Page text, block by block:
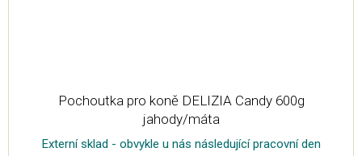
Pochoutka pro koně DELIZIA Candy 600g
jahody/máta
Externí sklad - obvykle u nás následující pracovní den